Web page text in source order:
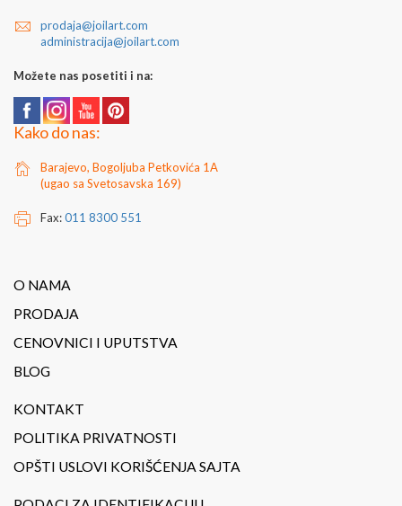
prodaja@joilart.com
administracija@joilart.com
Možete nas posetiti i na:
Kako do nas:
Barajevo, Bogoljuba Petkovića 1A
(ugao sa Svetosavska 169)
Fax:011 8300 551
O NAMA
PRODAJA
CENOVNICI I UPUTSTVA
BLOG
KONTAKT
POLITIKA PRIVATNOSTI
OPŠTI USLOVI KORIŠĆENJA SAJTA